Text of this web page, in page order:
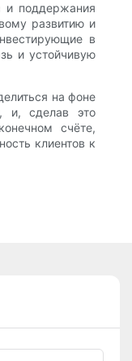
и поддержания
развитию и
в
и устойчивую
на фоне
и, сделав это
счёте,
клиентов к